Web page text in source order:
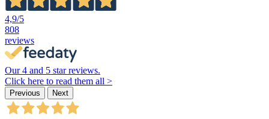
4,9/5
808
reviews
Our 4 and 5 star reviews.
Click here to read them all >
Previous Next